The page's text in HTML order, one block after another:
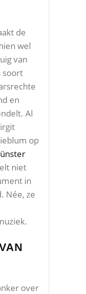
de
wel
van
soort
en
Al
op
niet
in
Née, ze
over